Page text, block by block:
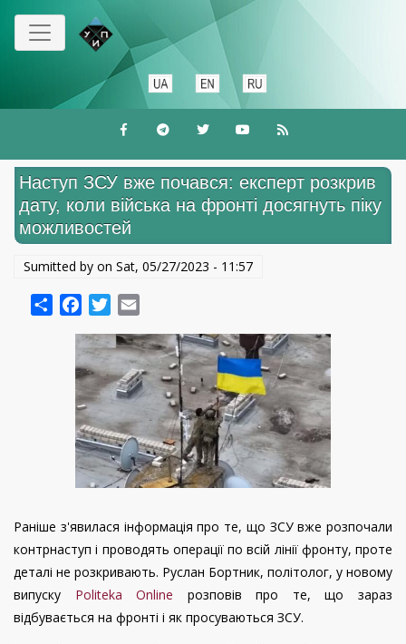
Skip
main
Наступ ЗСУ вже почався: експерт розкрив
дату, коли війська на фронті досягнуть піку
можливостей
Sumitted by on Sat, 05/27/2023 - 11:57
ShareFacebookTwitter
Раніше з'явилася інформація про те, що ЗСУ вже розпочали
контрнаступ і проводять операції по всій лінії фронту, проте
деталі не розкривають. Руслан Бортник, політолог, у новому
випуску Politeka Online розповів про те, що зараз
відбувається на фронті і як просуваються ЗСУ.